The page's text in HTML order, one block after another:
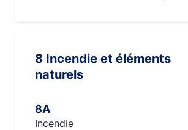
8 Incendie et éléments
naturels
8A
Incendie